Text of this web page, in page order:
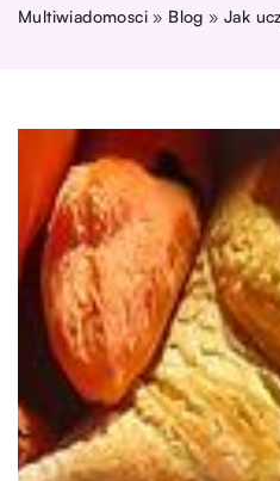
Multiwiadomosci » Blog »Jak